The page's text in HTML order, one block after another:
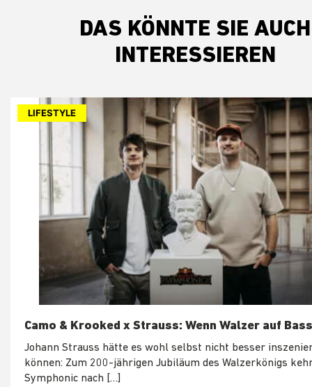
DAS KÖNNTE SIE AUCH
INTERESSIEREN
LIFESTYLE
Camo & Krooked x Strauss: Wenn Walzer auf
Johann Strauss hätte es wohl selbst nicht besser
können: Zum 200-jährigen Jubiläum des Walzerkönigs
Symphonic nach […]